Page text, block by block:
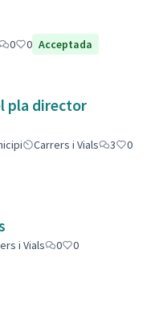
0 0 Acceptada
pla director
Carrers i Vials 3
0
i Vials 0
0